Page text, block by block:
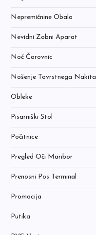
Nepremičnine Obala
Nevidni Zobni Aparat
Noč Čarovnic
Nošenje Tovrstnega Nakita
Obleke
Pisarniški Stol
Počitnice
Pregled Oči Maribor
Prenosni Pos Terminal
Promocija
Putika